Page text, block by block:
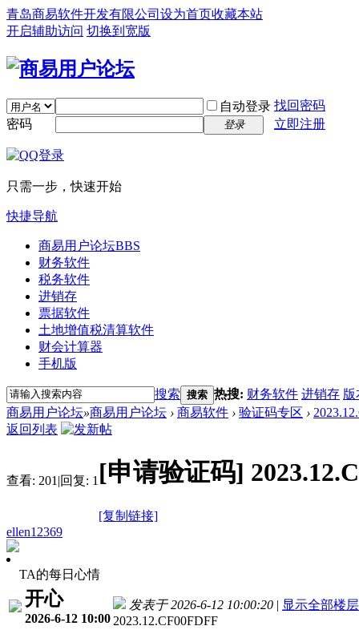
青岛商易软件开发有限公司 设为首页收藏本站
开启辅助访问 切换到宽版
自动登录 找回密码
密码
登录 立即注册
只需一步，快速开始
快捷导航
商易用户论坛BBS
财务软件
税务软件
进销存
票据软件
土地增值税清算软件
财会计算器
手机版
搜索 搜索 热搜: 财务软件 进销存 版
商易用户论坛»商易用户论坛 › 商易软件 › 验证码专区 ›
返回列表
查看: 201 |回复: 1 [申请验证码]
[复制链接]
ellen12369
TA的每日心情
开心
2026-6-12 10:00
发表于 2026-6-12 10:00:20 | 显示全部楼层
2023.12.CF00FDFF